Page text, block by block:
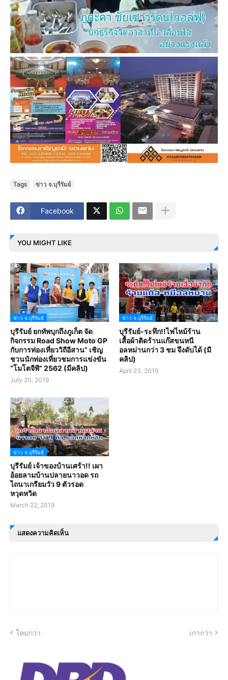
Tags ข่าว จ.บุรีรัมย์
Facebook
YOU MIGHT LIKE
ข่าว จ.บุรีรัมย์
บุรีรัมย์ ยกทัพบุกถึงภูเก็ต จัด
กิจกรรม Road Show Moto GP
กับการท่องเที่ยววิถีอีสาน” เชิญ
ชวนนักท่องเที่ยวชมการแข่งขัน
“โมโตจีพี” 2562 (มีคลิป)
July 20, 2019
ข่าว จ.บุรีรัมย์
บุรีรัมย์-ระทึก!!ไฟไหม้ร้าน
เสื้อผ้าติดร้านแก๊สขนหนี
อลหม่านกว่า 3 ชม จึงดับได้ (มี
คลิป)
April 23, 2019
ข่าว จ.บุรีรัมย์
บุรีรัมย์ เจ้าของบ้านเศร้า!! เผา
อ้อยลามบ้านปลายนาวอด รถ
ไถนาเกรียมวัว 9 ตัวรอด
หวุดหวิด
March 22, 2019
แสดงความคิดเห็น
ใหม่กว่า เก่ากว่า